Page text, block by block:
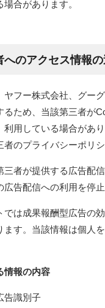
合があります。
へのアクセス情報
ヤフー株式会社、グー
るため、当該第三者が
利用している場合があ
者のプライバシーポリ
三者が提供する広告配
告配信への利用を停止
では成果報酬型広告の
ます。当該情報は個人
情報の内容
告識別子